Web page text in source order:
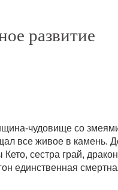
развитие
чудовище со
все живое в камень.
сестра грай,
единственная